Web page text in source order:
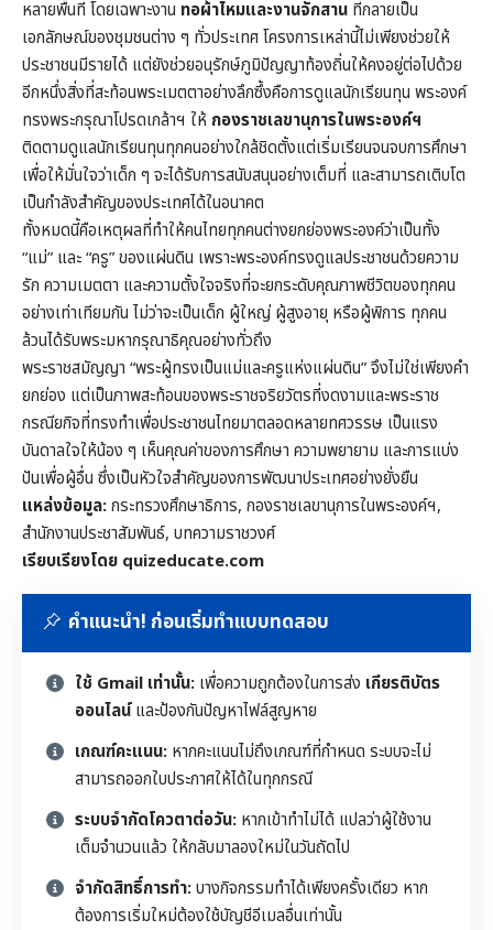
หลายพื้นที่ โดยเฉพาะงาน ทอผ้าไหมและงานจักสาน ที่กลายเป็น
เอกลักษณ์ของชุมชนต่าง ๆ ทั่วประเทศ โครงการเหล่านี้ไม่เพียงช่วยให้
ประชาชนมีรายได้ แต่ยังช่วยอนุรักษ์ภูมิปัญญาท้องถิ่นให้คงอยู่ต่อไปด้วย
อีกหนึ่งสิ่งที่สะท้อนพระเมตตาอย่างลึกซึ้งคือการดูแลนักเรียนทุน พระองค์
ทรงพระกรุณาโปรดเกล้าฯ ให้ กองราชเลขานุการในพระองค์ฯ
ติดตามดูแลนักเรียนทุนทุกคนอย่างใกล้ชิดตั้งแต่เริ่มเรียนจนจบการศึกษา
เพื่อให้มั่นใจว่าเด็ก ๆ จะได้รับการสนับสนุนอย่างเต็มที่ และสามารถเติบโต
เป็นกำลังสำคัญของประเทศได้ในอนาคต
ทั้งหมดนี้คือเหตุผลที่ทำให้คนไทยทุกคนต่างยกย่องพระองค์ว่าเป็นทั้ง
“แม่” และ “ครู” ของแผ่นดิน เพราะพระองค์ทรงดูแลประชาชนด้วยความ
รัก ความเมตตา และความตั้งใจจริงที่จะยกระดับคุณภาพชีวิตของทุกคน
อย่างเท่าเทียมกัน ไม่ว่าจะเป็นเด็ก ผู้ใหญ่ ผู้สูงอายุ หรือผู้พิการ ทุกคน
ล้วนได้รับพระมหากรุณาธิคุณอย่างทั่วถึง
พระราชสมัญญา “พระผู้ทรงเป็นแม่และครูแห่งแผ่นดิน” จึงไม่ใช่เพียงคำ
ยกย่อง แต่เป็นภาพสะท้อนของพระราชจริยวัตรที่งดงามและพระราช
กรณียกิจที่ทรงทำเพื่อประชาชนไทยมาตลอดหลายทศวรรษ เป็นแรง
บันดาลใจให้น้อง ๆ เห็นคุณค่าของการศึกษา ความพยายาม และการแบ่ง
ปันเพื่อผู้อื่น ซึ่งเป็นหัวใจสำคัญของการพัฒนาประเทศอย่างยั่งยืน
แหล่งข้อมูล:กระทรวงศึกษาธิการ, กองราชเลขานุการในพระองค์ฯ,
สำนักงานประชาสัมพันธ์, บทความราชวงศ์
เรียบเรียงโดย quizeducate.com
คำแนะนำ! ก่อนเริ่มทำแบบทดสอบ
ใช้ Gmail เท่านั้น: เพื่อความถูกต้องในการส่ง เกียรติบัตร
ออนไลน์และป้องกันปัญหาไฟล์สูญหาย
เกณฑ์คะแนน: หากคะแนนไม่ถึงเกณฑ์ที่กำหนด ระบบจะไม่
สามารถออกใบประกาศให้ได้ในทุกกรณี
ระบบจำกัดโควตาต่อวัน: หากเข้าทำไม่ได้ แปลว่าผู้ใช้งาน
เต็มจำนวนแล้ว ให้กลับมาลองใหม่ในวันถัดไป
จำกัดสิทธิ์การทำ:บางกิจกรรมทำได้เพียงครั้งเดียว หาก
ต้องการเริ่มใหม่ต้องใช้บัญชีอีเมลอื่นเท่านั้น